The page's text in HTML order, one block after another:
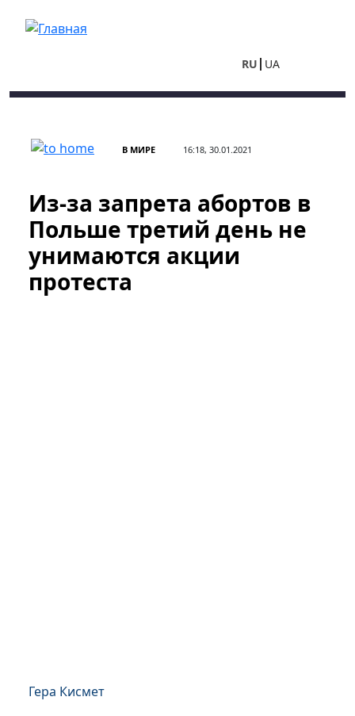
RU UA
В МИРЕ 16:18, 30.01.2021
Из-за запрета абортов в
Польше третий день не
унимаются акции
протеста
Гера Кисмет